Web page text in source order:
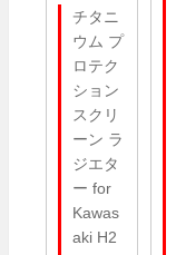
チタニ
ウム プ
ロテク
ション
スクリ
ーン ラ
ジエタ
ー for
Kawas
aki H2